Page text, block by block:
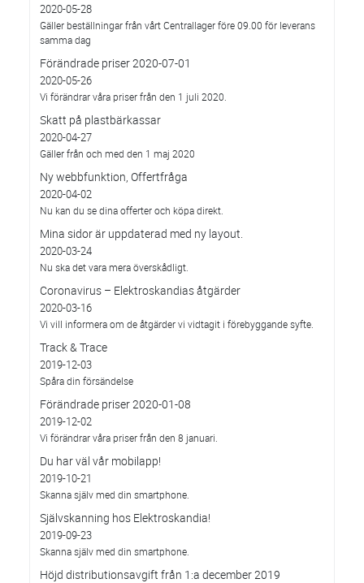
2020-05-28
Gäller beställningar från vårt Centrallager före 09.00 för leverans
samma dag
Förändrade priser 2020-07-01
2020-05-26
Vi förändrar våra priser från den 1 juli 2020.
Skatt på plastbärkassar
2020-04-27
Gäller från och med den 1 maj 2020
Ny webbfunktion, Offertfråga
2020-04-02
Nu kan du se dina offerter och köpa direkt.
Mina sidor är uppdaterad med ny layout.
2020-03-24
Nu ska det vara mera överskådligt.
Coronavirus – Elektroskandias åtgärder
2020-03-16
Vi vill informera om de åtgärder vi vidtagit i förebyggande syfte.
Track & Trace
2019-12-03
Spåra din försändelse
Förändrade priser 2020-01-08
2019-12-02
Vi förändrar våra priser från den 8 januari.
Du har väl vår mobilapp!
2019-10-21
Skanna själv med din smartphone.
Självskanning hos Elektroskandia!
2019-09-23
Skanna själv med din smartphone.
Höjd distributionsavgift från 1:a december 2019